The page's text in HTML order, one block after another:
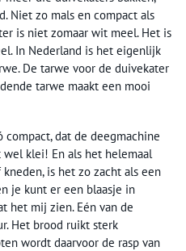
Niet zo mals en compact als
is niet zomaar wit meel. Het is
In Nederland is het eigenlijk
De tarwe voor de duivekater
tarwe maakt een mooi
dat de deegmachine
klei! En als het helemaal
is het zo zacht als een
je kunt er een blaasje in
het mij zien. Eén van de
Het brood ruikt sterk
wordt daarvoor de rasp van